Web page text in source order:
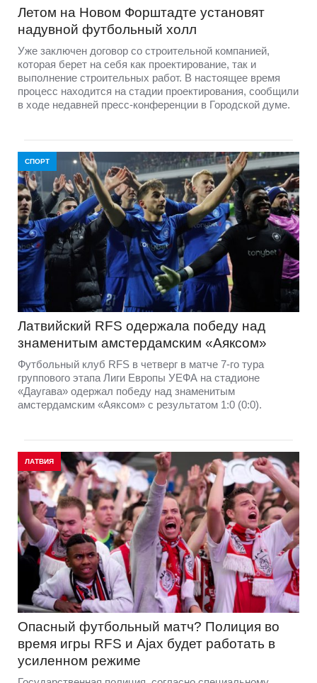
Летом на Новом Форштадте установят
надувной футбольный холл
Уже заключен договор со строительной компанией,
которая берет на себя как проектирование, так и
выполнение строительных работ. В настоящее время
процесс находится на стадии проектирования, сообщили
в ходе недавней пресс-конференции в Городской думе.
СПОРТ
Латвийский RFS одержала победу над
знаменитым амстердамским «Аяксом»
Футбольный клуб RFS в четверг в матче 7-го тура
группового этапа Лиги Европы УЕФА на стадионе
«Даугава» одержал победу над знаменитым
амстердамским «Аяксом» с результатом 1:0 (0:0).
ЛАТВИЯ
Опасный футбольный матч? Полиция во
время игры RFS и Ajax будет работать в
усиленном режиме